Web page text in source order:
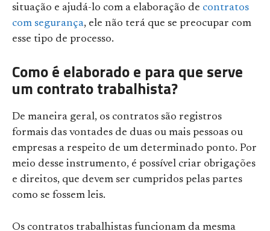
situação e ajudá-lo com a elaboração de contratos
com segurança, ele não terá que se preocupar com
esse tipo de processo.
Como é elaborado e para que serve
um contrato trabalhista?
De maneira geral, os contratos são registros
formais das vontades de duas ou mais pessoas ou
empresas a respeito de um determinado ponto. Por
meio desse instrumento, é possível criar obrigações
e direitos, que devem ser cumpridos pelas partes
como se fossem leis.
Os contratos trabalhistas funcionam da mesma